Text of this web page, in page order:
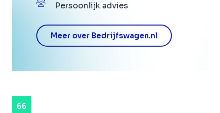
Persoonlijk advies
Meer over Bedrijfswagen.nl